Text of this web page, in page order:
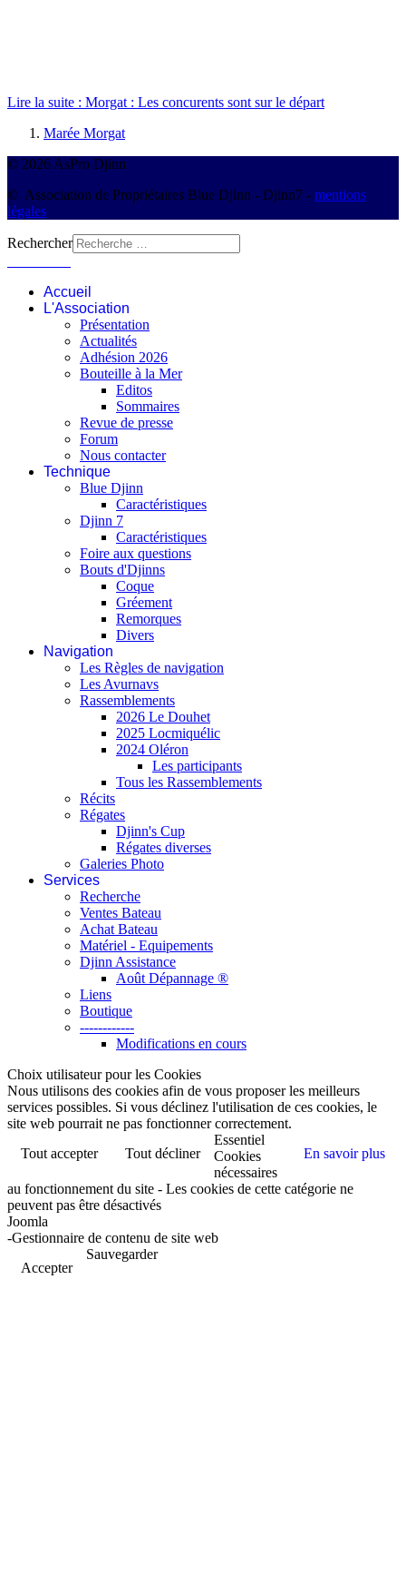
Lire la suite : Morgat : Les concurents sont sur le départ
Marée Morgat
© 2026 AsPro Djinn
© Association de Propriétaires Blue Djinn - Djinn7 - mentions
légales
Rechercher
Accueil
L'Association
Présentation
Actualités
Adhésion 2026
Bouteille à la Mer
Editos
Sommaires
Revue de presse
Forum
Nous contacter
Technique
Blue Djinn
Caractéristiques
Djinn 7
Caractéristiques
Foire aux questions
Bouts d'Djinns
Coque
Gréement
Remorques
Divers
Navigation
Les Règles de navigation
Les Avurnavs
Rassemblements
2026 Le Douhet
2025 Locmiquélic
2024 Oléron
Les participants
Tous les Rassemblements
Récits
Régates
Djinn's Cup
Régates diverses
Galeries Photo
Services
Recherche
Ventes Bateau
Achat Bateau
Matériel - Equipements
Djinn Assistance
Août Dépannage ®
Liens
Boutique
------------
Modifications en cours
Choix utilisateur pour les Cookies
Nous utilisons des cookies afin de vous proposer les meilleurs
services possibles. Si vous déclinez l'utilisation de ces cookies, le
site web pourrait ne pas fonctionner correctement.
Tout accepter
Tout décliner En savoir plus
Essentiel
Cookies
nécessaires
au fonctionnement du site - Les cookies de cette catégorie ne
peuvent pas être désactivés
Joomla
-Gestionnaire de contenu de site web
Accepter
Sauvegarder